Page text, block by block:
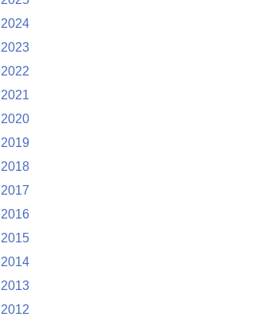
2024
2023
2022
2021
2020
2019
2018
2017
2016
2015
2014
2013
2012